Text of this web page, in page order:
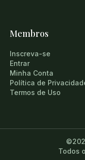
Membros
Inscreva-se
Entrar
Minha Conta
Política de
Termos de Uso
Todos